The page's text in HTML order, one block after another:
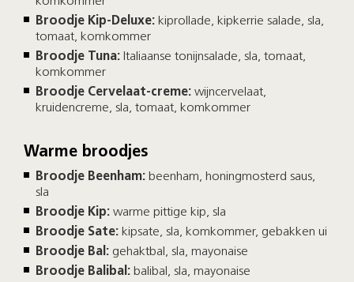
Broodje Kip-Deluxe: kiprollade, kipkerrie salade, sla,
tomaat, komkommer
Broodje Tuna: Italiaanse tonijnsalade, sla, tomaat,
komkommer
Broodje Cervelaat-creme: wijncervelaat,
kruidencreme, sla, tomaat, komkommer
Warme broodjes
Broodje Beenham: beenham, honingmosterd saus,
sla
Broodje Kip: warme pittige kip, sla
Broodje Sate: kipsate, sla, komkommer, gebakken ui
Broodje Bal: gehaktbal, sla, mayonaise
Broodje Balibal: balibal, sla, mayonaise